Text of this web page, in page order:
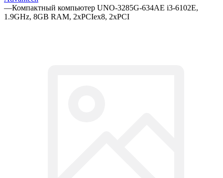
—Компактный компьютер UNO-3285G-634AE i3-6102E,
1.9GHz, 8GB RAM, 2xPCIex8, 2xPCI